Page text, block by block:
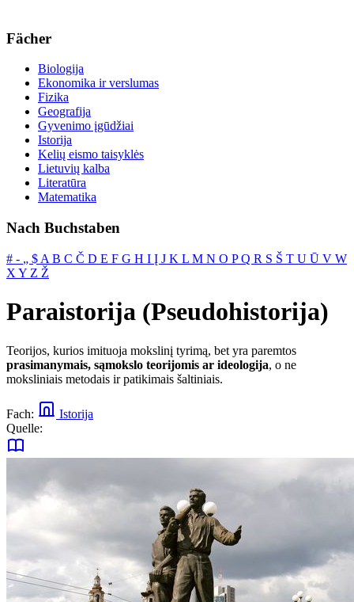
Fächer
Biologija
Ekonomika ir verslumas
Fizika
Geografija
Gyvenimo įgūdžiai
Istorija
Kelių eismo taisyklės
Lietuvių kalba
Literatūra
Matematika
Nach Buchstaben
# ‐ „ $ A B C Č D E F G H I Į J K L M N O PQ R S Š T U Ū V W
X Y Z Ž
Paraistorija (Pseudohistorija)
Teorijos, kurios imituoja mokslinį tyrimą, bet yra paremtos
prasimanymais, sąmokslo teorijomis ar ideologija, o ne
moksliniais metodais ir patikimais šaltiniais.
Fach:
Istorija
Quelle: